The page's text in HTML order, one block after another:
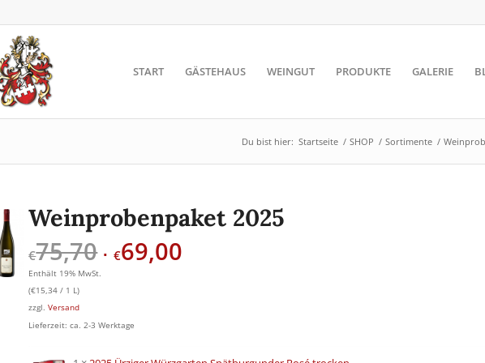
START GÄSTEHAUS WEINGUT PRODUKTE GALERIE
Du bist hier: Startseite / SHOP / Sortimente /
Weinprobenpaket 2025
€75,70 Ursprünglicher
€69,00
Enthält 19% MwSt.
(€15,34 / 1 L)
zzgl.Versand
Lieferzeit: ca. 2-3 Werktage